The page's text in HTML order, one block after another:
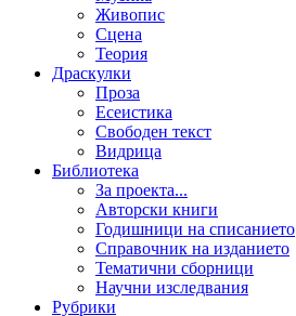
Живопис
Сцена
Теория
Драскулки
Проза
Есеистика
Свободен текст
Видрица
Библиотека
За проекта...
Авторски книги
Годишници на списанието
Справочник на изданието
Тематични сборници
Научни изследвания
Рубрики